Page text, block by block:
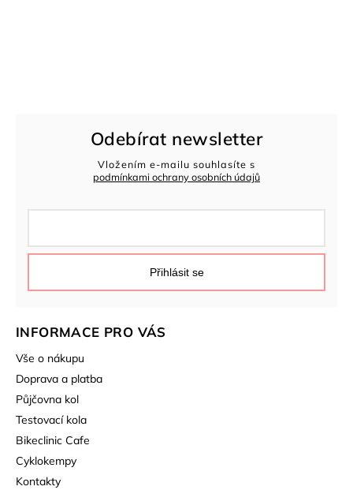
INFORMACE PRO VÁS
Vše o nákupu
Doprava a platba
Půjčovna kol
Testovací kola
Bikeclinic Cafe
Cyklokempy
Kontakty
Odebírat newsletter
Vložením e-mailu souhlasíte s
podmínkami ochrany osobních údajů
Přihlásit se